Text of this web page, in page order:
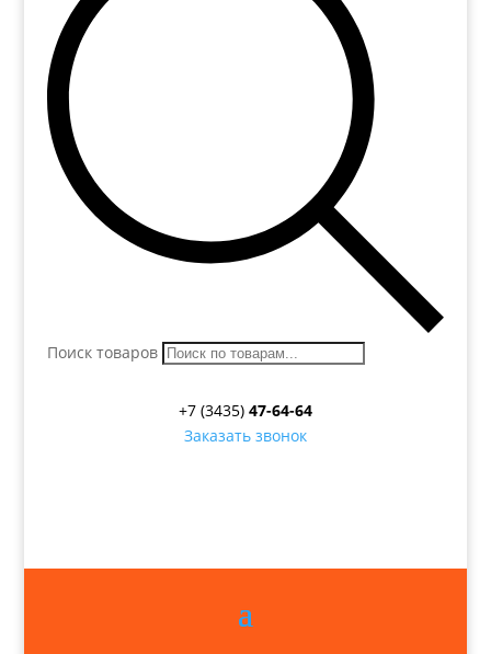
Поиск товаров
+7 (3435) 47-64-64
Заказать звонок